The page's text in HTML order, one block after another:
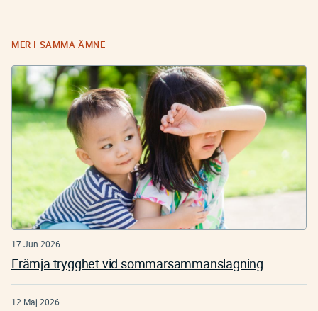
MER I SAMMA ÄMNE
17 Jun 2026
Främja trygghet vid sommarsammanslagning
12 Maj 2026